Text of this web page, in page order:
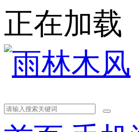
正在加载